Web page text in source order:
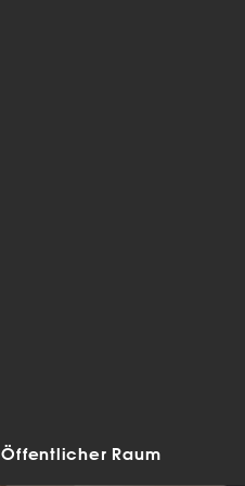
Öffentlicher Raum